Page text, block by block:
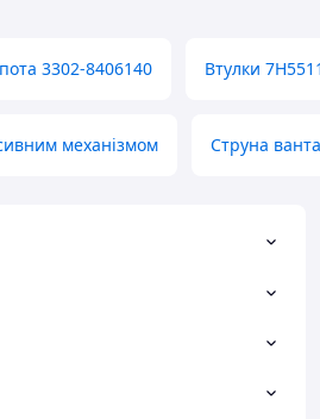
3302-8406140 Втулки
механізмом Струна